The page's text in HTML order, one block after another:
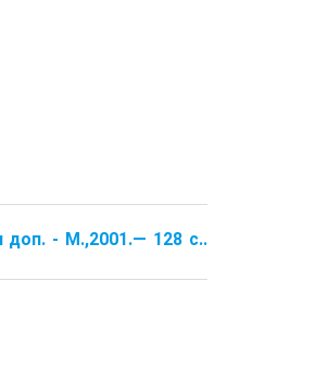
доп. - М.,2001.— 128 с..